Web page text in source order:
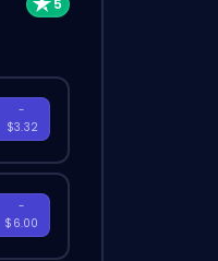
-
$3.32
-
$6.00